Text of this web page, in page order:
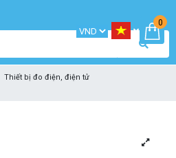
0
Thiết bị đo điện, điện tử